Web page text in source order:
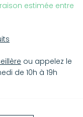
estimée entre
ou appelez le
de 10h à 19h